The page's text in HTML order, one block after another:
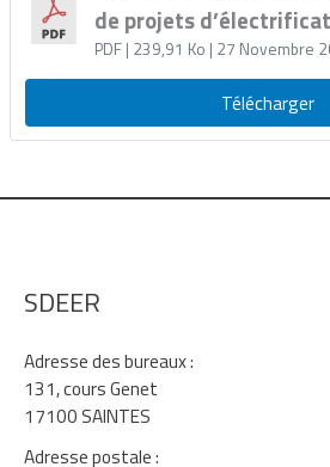
de projets
SS du FACÉ 2019
2019 et ER 2020)
PDF| 239,91 Ko | 27 Novembre
Télécharger
SDEER
Adresse des bureaux :
131, cours Genet
17100 SAINTES
Adresse postale :